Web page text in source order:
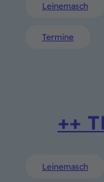
Leinemasch
Termine
++
Leinemasch